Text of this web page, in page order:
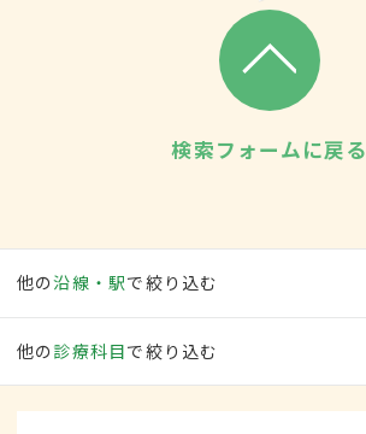
検索フォームに戻る
他の沿線・駅で絞り込む
他の 診療科目で絞り込む